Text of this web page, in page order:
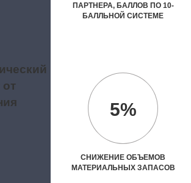
ПАРТНЕРА, БАЛЛОВ ПО 10-
БАЛЛЬНОЙ СИСТЕМЕ
5%
СНИЖЕНИЕ ОБЪЕМОВ
МАТЕРИАЛЬНЫХ ЗАПАСОВ